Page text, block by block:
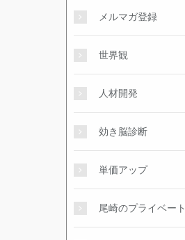
メルマガ登録
世界観
人材開発
効き脳診断
単価アップ
尾崎のプライベート